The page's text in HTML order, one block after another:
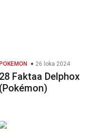
POKEMON 26 loka 2024
28 Faktaa Delphox
(Pokémon)